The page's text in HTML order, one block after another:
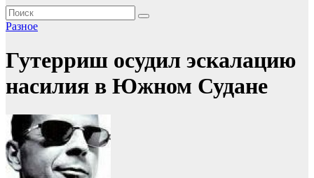
Разное
Гутерриш осудил эскалацию
насилия в Южном Судане